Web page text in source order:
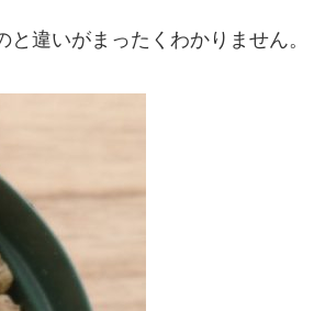
違いがまったくわかりません。